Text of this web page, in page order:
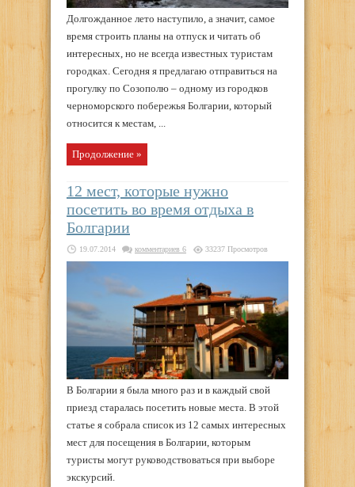
Долгожданное лето наступило, а значит, самое
время строить планы на отпуск и читать об
интересных, но не всегда известных туристам
городках. Сегодня я предлагаю отправиться на
прогулку по Созополю – одному из городков
черноморского побережья Болгарии, который
относится к местам, ...
Продолжение »
12 мест, которые нужно
посетить во время отдыха в
Болгарии
19.07.2014 комментариев 6 33237 Просмотров
В Болгарии я была много раз и в каждый свой
приезд старалась посетить новые места. В этой
статье я собрала список из 12 самых интересных
мест для посещения в Болгарии, которым
туристы могут руководствоваться при выборе
экскурсий.